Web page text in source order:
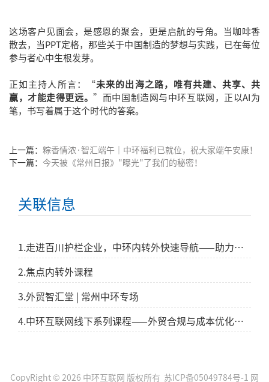
这场客户见面会，是感恩的聚会，更是启航的号角。当咖啡香
散去，当PPT定格，那些关于中国制造的梦想与实践，已在每位
参与者心中生根发芽。
正如主持人所言：“未来的出海之路，唯有共建、共享、共
赢，才能走得更远。”而中国制造网与中环互联网，正以AI为
笔，书写着属于这个时代的答案。
上一篇： 粽香情浓·智汇端午｜中环福利已就位，祝大家端午安康！
下一篇： 今天被《常州日报》"曝光"了我们的秘密！
关联信息
1.走进百川护栏企业，中环内转外快速导航——助力企业拓展全球市场
2.焦点内转外课程
3.外贸智汇堂 | 常州中环专场
4.中环互联网线下系列课程——外贸合规与成本优化分享会
CopyRight © 2026 中环互联网 版权所有 苏ICP备05049784号-1 网